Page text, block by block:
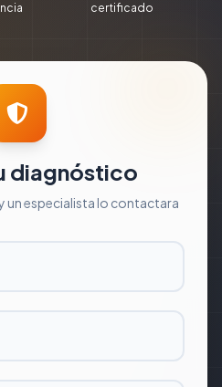
certificado
diagnóstico
un especialista lo contactara